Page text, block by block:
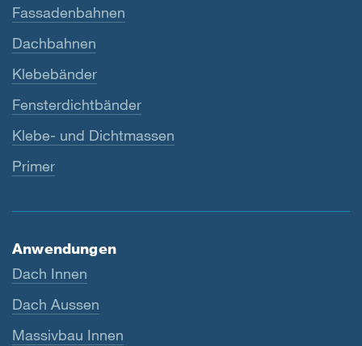
Fassadenbahnen
Dachbahnen
Klebebänder
Fensterdichtbänder
Klebe- und Dichtmassen
Primer
Anwendungen
Dach Innen
Dach Aussen
Massivbau Innen